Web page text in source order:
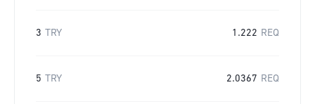
3 TRY 1.222 REQ
5 TRY 2.0367 REQ